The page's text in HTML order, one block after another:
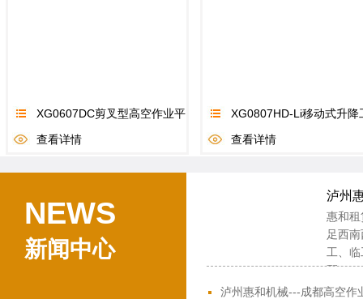
XG0607DC剪叉型高空作业平
台
查看详情
XG0807HD-Li移动式升降
作平台查看详情
NEWS
新闻中心
泸州
惠和
足西
工、
配...
泸州惠和机械---成都高空作